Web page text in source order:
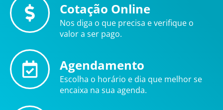
Cotação Online
Nos diga o que precisa e verifique o
valor a ser pago.
Agendamento
Escolha o horário e dia que melhor se
encaixa na sua agenda.